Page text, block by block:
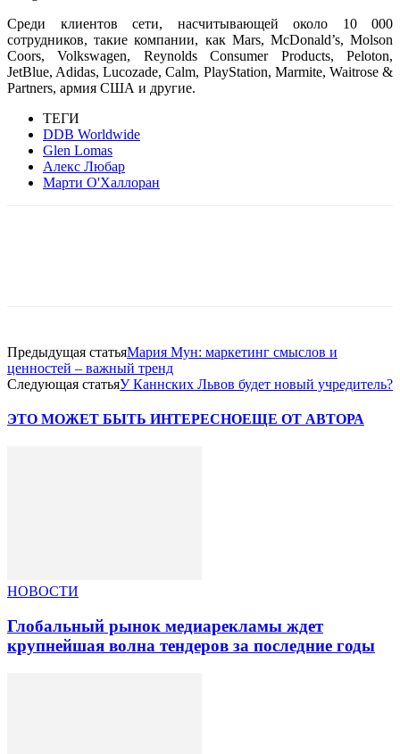
Среди клиентов сети, насчитывающей около 10 000
сотрудников, такие компании, как Mars, McDonald’s, Molson
Coors, Volkswagen, Reynolds Consumer Products, Peloton,
JetBlue, Adidas, Lucozade, Calm, PlayStation, Marmite, Waitrose &
Partners, армия США и другие.
ТЕГИ
DDB Worldwide
Glen Lomas
Алекс Любар
Марти О'Халлоран
Предыдущая статьяМария Мун: маркетинг смыслов и
ценностей – важный тренд
Следующая статьяУ Каннских Львов будет новый учредитель?
ЭТО МОЖЕТ БЫТЬ ИНТЕРЕСНОЕЩЕ ОТ АВТОРА
НОВОСТИ
Глобальный рынок медиарекламы ждет
крупнейшая волна тендеров за последние годы